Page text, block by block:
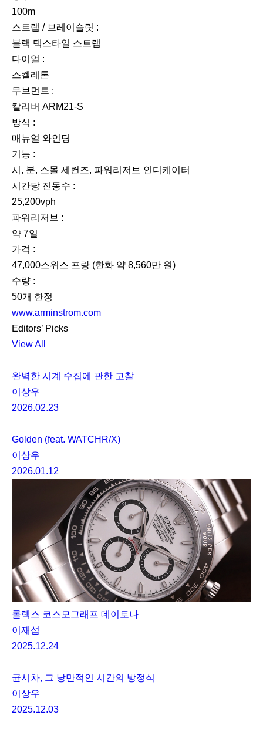
100m
스트랩 / 브레이슬릿 :
블랙 텍스타일 스트랩
다이얼 :
스켈레톤
무브먼트 :
칼리버 ARM21-S
방식 :
매뉴얼 와인딩
기능 :
시, 분, 스몰 세컨즈, 파워리저브 인디케이터
시간당 진동수 :
25,200vph
파워리저브 :
약 7일
가격 :
47,000스위스 프랑 (한화 약 8,560만 원)
수량 :
50개 한정
www.arminstrom.com
Editors’ Picks
View All
완벽한 시계 수집에 관한 고찰
이상우
2026.02.23
Golden (feat. WATCHR/X)
이상우
2026.01.12
롤렉스 코스모그래프 데이토나
이재섭
2025.12.24
균시차, 그 낭만적인 시간의 방정식
이상우
2025.12.03